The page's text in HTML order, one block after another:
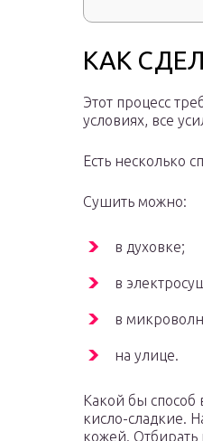
КАК
Этот процесс
условиях, все
Есть несколько
Сушить можно:
в духовке;
в
в
на улице.
Какой бы
кисло-сладкие.
кожей.